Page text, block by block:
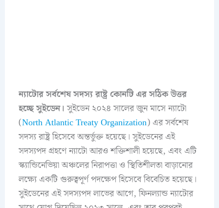
ন্যাটোর সর্বশেষ সদস্য রাষ্ট্র কোনটি এর সঠিক উত্তর
হচ্ছে সুইডেন। সুইডেন ২০২৪ সালের জুন মাসে ন্যাটো
(North Atlantic Treaty Organization) এর সর্বশেষ
সদস্য রাষ্ট্র হিসেবে অন্তর্ভুক্ত হয়েছে। সুইডেনের এই
সদস্যপদ গ্রহণে ন্যাটো আরও শক্তিশালী হয়েছে, এবং এটি
স্ক্যান্ডিনেভিয়া অঞ্চলের নিরাপত্তা ও স্থিতিশীলতা বাড়ানোর
লক্ষ্যে একটি গুরুত্বপূর্ণ পদক্ষেপ হিসেবে বিবেচিত হয়েছে।
সুইডেনের এই সদস্যপদ লাভের আগে, ফিনল্যান্ড ন্যাটোর